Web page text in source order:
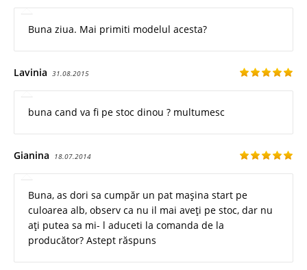
Buna ziua. Mai primiti modelul acesta?
Lavinia 31.08.2015
buna cand va fi pe stoc dinou ? multumesc
Gianina 18.07.2014
Buna, as dori sa cumpăr un pat mașina start pe
culoarea alb, observ ca nu il mai aveți pe stoc, dar nu
ați putea sa mi- l aduceti la comanda de la
producător? Astept răspuns